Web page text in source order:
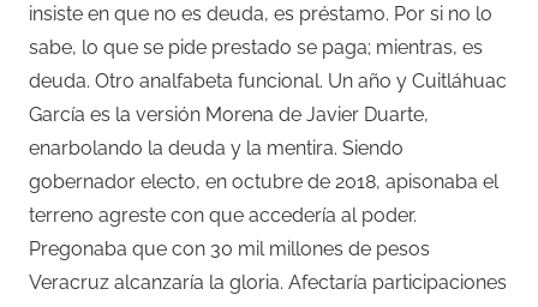
insiste en que no es deuda, es préstamo. Por si no lo
sabe, lo que se pide prestado se paga; mientras, es
deuda. Otro analfabeta funcional. Un año y Cuitláhuac
García es la versión Morena de Javier Duarte,
enarbolando la deuda y la mentira. Siendo
gobernador electo, en octubre de 2018, apisonaba el
terreno agreste con que accedería al poder.
Pregonaba que con 30 mil millones de pesos
Veracruz alcanzaría la gloria. Afectaría participaciones